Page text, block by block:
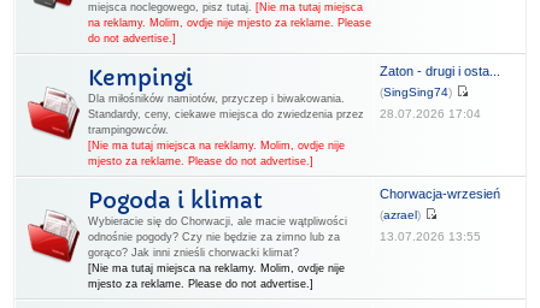
miejsca noclegowego, pisz tutaj. [Nie ma tutaj miejsca
na reklamy. Molim, ovdje nije mjesto za reklame. Please
do not advertise.]
Kempingi
Dla miłośników namiotów, przyczep i biwakowania.
Standardy, ceny, ciekawe miejsca do zwiedzenia przez
trampingowców.
[Nie ma tutaj miejsca na reklamy. Molim, ovdje nije
mjesto za reklame. Please do not advertise.]
Zaton - drugi i osta...
(SingSing74)
28.07.2026 17:04
Pogoda i klimat
Wybieracie się do Chorwacji, ale macie wątpliwości
odnośnie pogody? Czy nie będzie za zimno lub za
gorąco? Jak inni znieśli chorwacki klimat?
[Nie ma tutaj miejsca na reklamy. Molim, ovdje nije
mjesto za reklame. Please do not advertise.]
Chorwacja-wrzesień
(azrael)
13.07.2026 13:55